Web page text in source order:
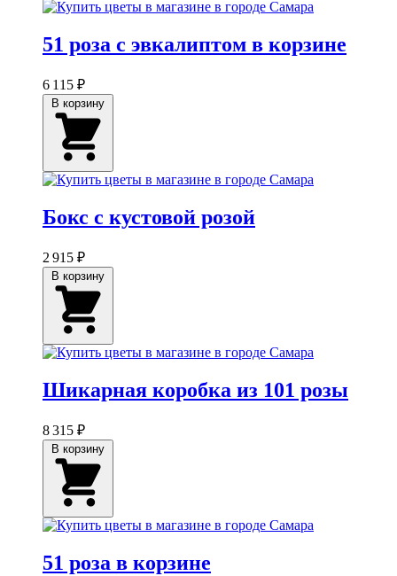
51 роза с эвкалиптом в корзине
6 115 ₽
Бокс с кустовой розой
2 915 ₽
Шикарная коробка из 101 розы
8 315 ₽
51 роза в корзине